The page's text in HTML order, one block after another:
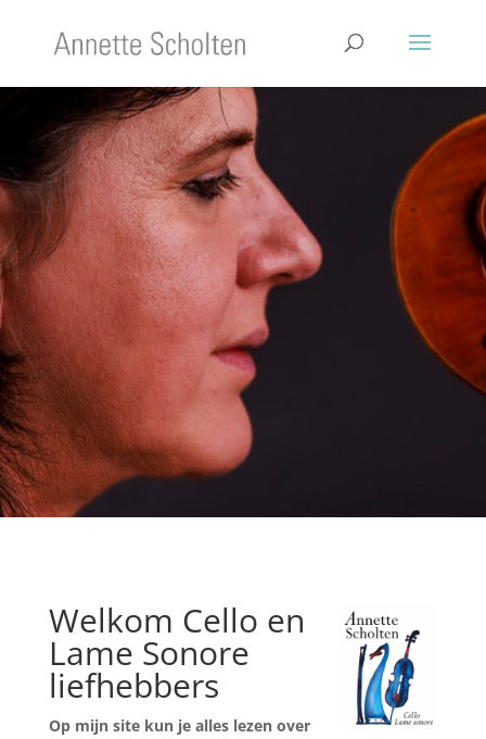
Welkom Cello en
Lame Sonore
liefhebbers
Op mijn site kun je alles lezen over